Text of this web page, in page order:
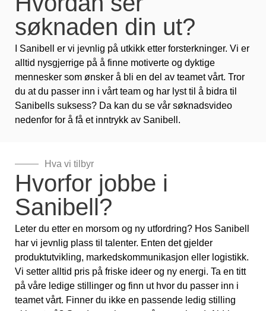
søknaden din ut?
I Sanibell er vi jevnlig på utkikk etter forsterkninger. Vi er
alltid nysgjerrige på å finne motiverte og dyktige
mennesker som ønsker å bli en del av teamet vårt. Tror
du at du passer inn i vårt team og har lyst til å bidra til
Sanibells suksess? Da kan du se vår søknadsvideo
nedenfor for å få et inntrykk av Sanibell.
Hva vi tilbyr
Hvorfor jobbe i
Sanibell?
Leter du etter en morsom og ny utfordring? Hos Sanibell
har vi jevnlig plass til talenter. Enten det gjelder
produktutvikling, markedskommunikasjon eller logistikk.
Vi setter alltid pris på friske ideer og ny energi. Ta en titt
på våre ledige stillinger og finn ut hvor du passer inn i
teamet vårt. Finner du ikke en passende ledig stilling